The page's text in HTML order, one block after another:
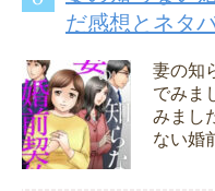
だ感想とネタ
妻の知
でみま
みまし
ない婚